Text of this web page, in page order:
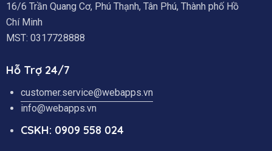
16/6 Trần Quang Cơ, Phú Thạnh, Tân Phú, Thành phố Hồ
Chí Minh
MST: 0317728888
Hỗ Trợ 24/7
customer.service@webapps.vn
info@webapps.vn
CSKH: 0909 558 024